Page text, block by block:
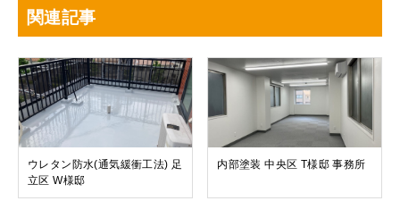
関連記事
ウレタン防水(通気緩衝工法) 足
立区 W様邸
内部塗装 中央区 T様邸 事務所